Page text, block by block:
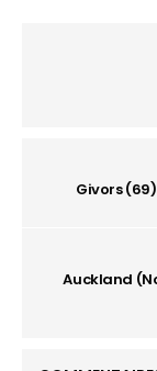
Givors
Auckland